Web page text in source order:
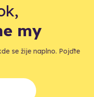
my
se žije naplno. Pojďte